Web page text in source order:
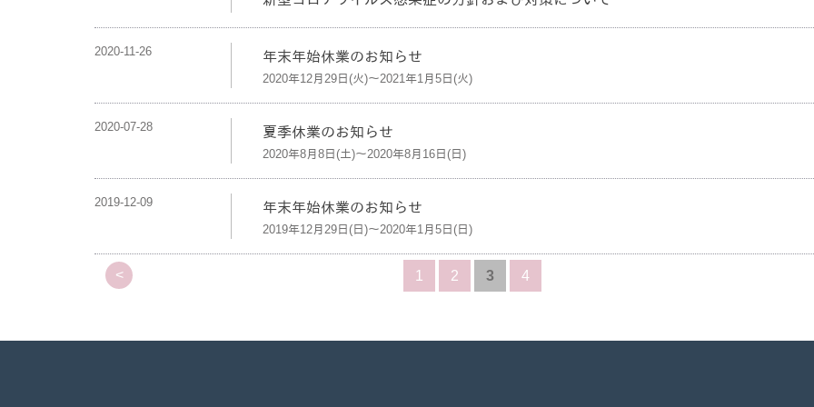
2020-11-26 年末年始休業のお知らせ
2020年12月29日(火)～2021年1月5日(火)
2020-07-28 夏季休業のお知らせ
2020年8月8日(土)～2020年8月16日(日)
2019-12-09 年末年始休業のお知らせ
2019年12月29日(日)～2020年1月5日(日)
< 1 2 3 4